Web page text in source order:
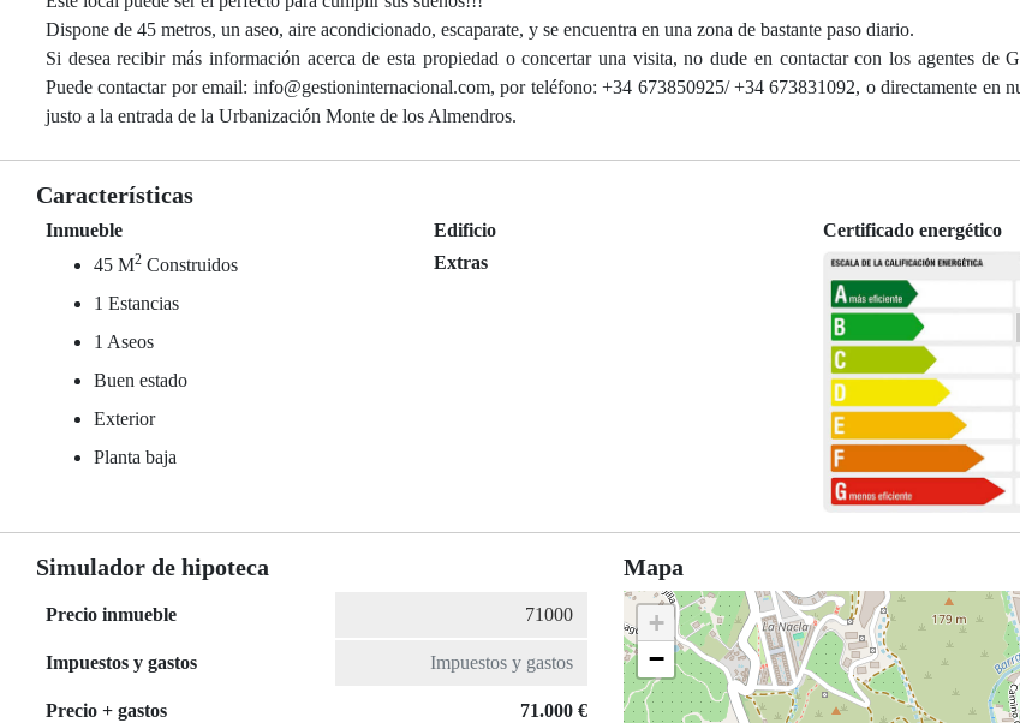
Dispone de 45 metros, un aseo, aire acondicionado, escaparate, y se encuentra en una zona de bastante paso diario.
Si desea recibir más información acerca de esta propiedad o concertar una visita, no dude en contactar con los agentes de
Puede contactar por email: info@gestioninternacional.com, por teléfono: +34 673850925/ +34 673831092, o directamente en
justo a la entrada de la Urbanización Monte de los Almendros.
Características
Inmueble
45 M2 Construidos
1 Estancias
1 Aseos
Buen estado
Exterior
Planta baja
Edificio
Extras
Certificado energético
Simulador de hipoteca
Precio inmueble
Impuestos y gastos
Precio + gastos 71.000 €
Mapa
+
−